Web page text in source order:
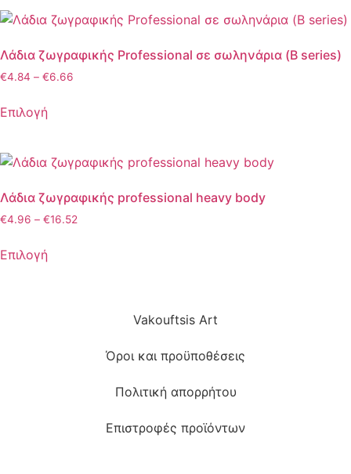
Λάδια ζωγραφικής Professional σε σωληνάρια (B series)
€4.84 – €6.66
Επιλογή
Λάδια ζωγραφικής professional heavy body
€4.96 – €16.52
Επιλογή
Vakouftsis Art
Όροι και προϋποθέσεις
Πολιτική απορρήτου
Επιστροφές προϊόντων